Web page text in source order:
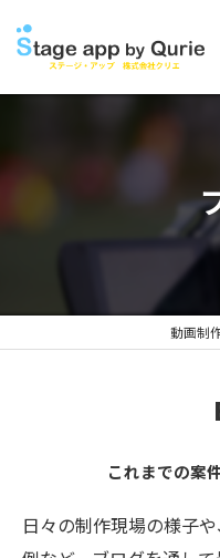
動画制
これまでの案
日々の制作現場の様子